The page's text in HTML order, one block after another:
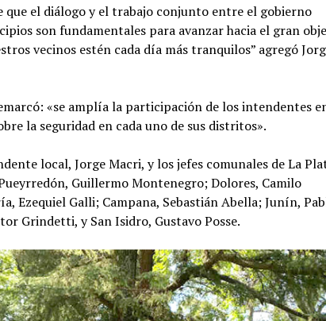
que el diálogo y el trabajo conjunto entre el gobierno
son fundamentales para avanzar hacia el gran
vecinos estén cada día más tranquilos” agregó
«se amplía la participación de los intendentes
la seguridad en cada uno de sus distritos».
local, Jorge Macri, y los jefes comunales de La
Guillermo Montenegro; Dolores, Camilo
Ezequiel Galli; Campana, Sebastián Abella; Junín,
Grindetti, y San Isidro, Gustavo Posse.